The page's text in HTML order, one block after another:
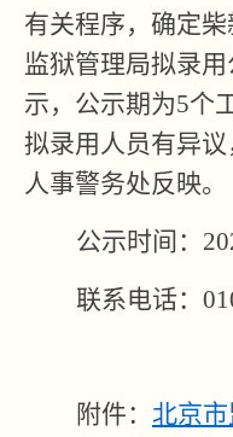
有关程序，确定
监狱管理局拟录
示，公示期为5个
拟录用人员有异
人事警务处反映。
公示时间：
联系电话：
附件： 北京